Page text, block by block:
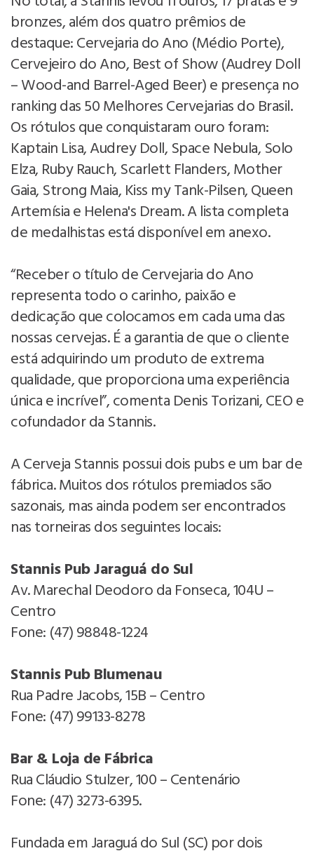
bronzes, além dos quatro prêmios de
destaque: Cervejaria do Ano (Médio Porte),
Cervejeiro do Ano, Best of Show (Audrey Doll
– Wood-and Barrel-Aged Beer) e presença no
ranking das 50 Melhores Cervejarias do Brasil.
Os rótulos que conquistaram ouro foram:
Kaptain Lisa, Audrey Doll, Space Nebula, Solo
Elza, Ruby Rauch, Scarlett Flanders, Mother
Gaia, Strong Maia, Kiss my Tank-Pilsen, Queen
Artemísia e Helena's Dream. A lista completa
de medalhistas está disponível em anexo.
“Receber o título de Cervejaria do Ano
representa todo o carinho, paixão e
dedicação que colocamos em cada uma das
nossas cervejas. É a garantia de que o cliente
está adquirindo um produto de extrema
qualidade, que proporciona uma experiência
única e incrível”, comenta Denis Torizani, CEO e
cofundador da Stannis.
A Cerveja Stannis possui dois pubs e um bar de
fábrica. Muitos dos rótulos premiados são
sazonais, mas ainda podem ser encontrados
nas torneiras dos seguintes locais:
Stannis Pub Jaraguá do Sul
Av. Marechal Deodoro da Fonseca, 104U –
Centro
Fone: (47) 98848-1224
Stannis Pub Blumenau
Rua Padre Jacobs, 15B – Centro
Fone: (47) 99133-8278
Bar & Loja de Fábrica
Rua Cláudio Stulzer, 100 – Centenário
Fone: (47) 3273-6395.
Fundada em Jaraguá do Sul (SC) por dois